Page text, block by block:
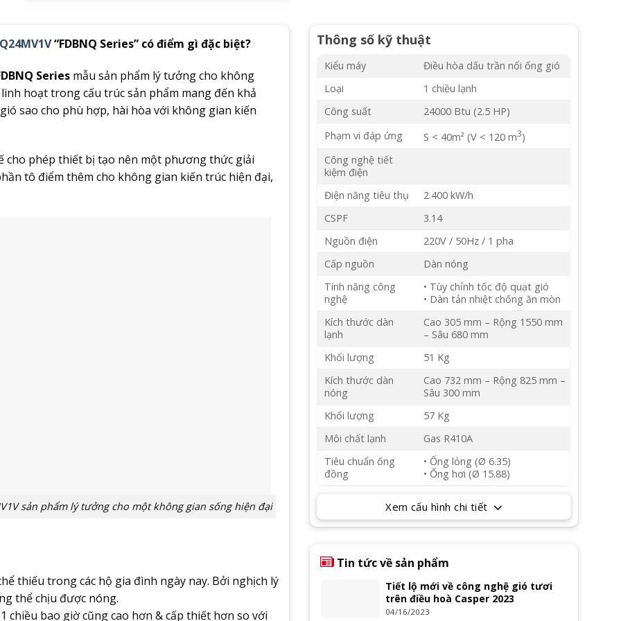
“FDBNQ Series” có điểm gì đặc biệt?
Series mẫu sản phẩm lý tưởng cho không
hoạt trong cấu trúc sản phẩm mang đến khả
sao cho phù hợp, hài hòa với không gian kiến
phép thiết bị tạo nên một phương thức giải
tô điểm thêm cho không gian kiến trúc hiện đại,
sản phẩm lý tưởng cho một không gian sống hiện đại
thiếu trong các hộ gia đình ngày nay. Bởi nghịch lý
thể chịu được nóng.
chiều bao giờ cũng cao hơn & cấp thiết hơn so với
Thông số kỹ thuật
Kiểu máy
Điều hòa dấu trần nối ống gió
Loại
1 chiều lạnh
Công suất
24000 Btu (2.5 HP)
Phạm vi đáp ứng
S < 40m² (V < 120 m3)
Công nghệ tiết
kiệm điện
Điện năng tiêu thụ
2.400 kW/h
CSPF
3.14
Nguồn điện
220V / 50Hz / 1 pha
Cấp nguồn
Dàn nóng
Tính năng công
nghệ
• Tùy chỉnh tốc độ quạt gió
• Dàn tản nhiệt chống ăn mòn
Kích thước dàn
lạnh
Cao 305 mm – Rộng 1550 mm
– Sâu 680 mm
Khối lượng
51 Kg
Kích thước dàn
nóng
Cao 732 mm – Rộng 825 mm –
Sâu 300 mm
Khối lượng
57 Kg
Môi chất lạnh
Gas R410A
Tiêu chuẩn ống
đồng
• Ống lỏng (Ø 6.35)
• Ống hơi (Ø 15.88)
Xem cấu hình chi tiết
Tin tức về sản phẩm
Tiết lộ mới về công nghệ gió tươi
trên điều hoà Casper 2023
04/16/2023